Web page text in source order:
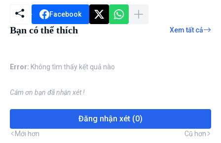
Facebook
Bạn có thể thích Xem tất cả
Error: Không tìm thấy kết quả nào
Cám ơn bạn đã nhận xét !
Đăng nhận xét (0)
Mới hơn Cũ hơn